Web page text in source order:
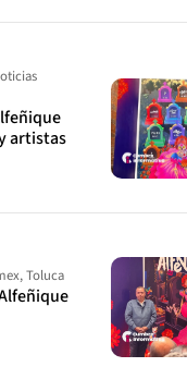
artistas
,Toluca